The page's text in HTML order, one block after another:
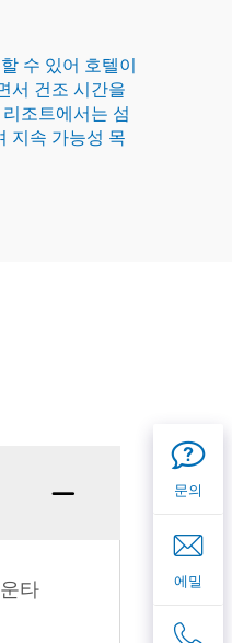
수 있어 호텔이
서 건조 시간을
조트에서는 섬
지속 가능성 목
타
문의
에밀